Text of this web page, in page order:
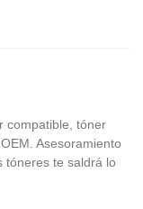
compatible, tóner
Asesoramiento
tóneres te saldrá lo